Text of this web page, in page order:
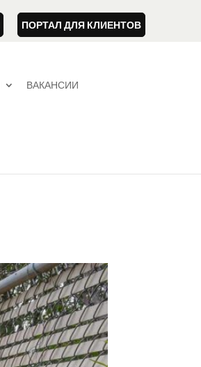
ПОРТАЛ ДЛЯ КЛИЕНТОВ
ВАКАНСИИ